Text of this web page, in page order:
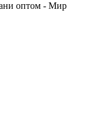
оптом - Мир